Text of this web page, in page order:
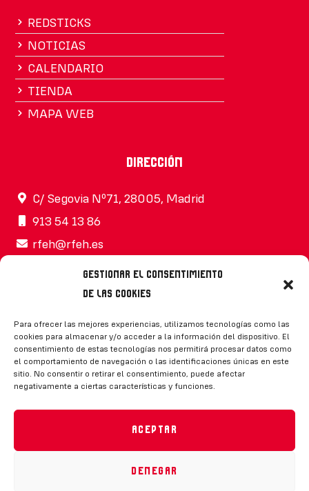
Gestionar el consentimiento
de las cookies
Para ofrecer las mejores experiencias, utilizamos tecnologías como las
cookies para almacenar y/o acceder a la información del dispositivo. El
consentimiento de estas tecnologías nos permitirá procesar datos como
el comportamiento de navegación o las identificaciones únicas en este
sitio. No consentir o retirar el consentimiento, puede afectar
negativamente a ciertas características y funciones.
Aceptar
Denegar
REDSTICKS
NOTICIAS
CALENDARIO
TIENDA
MAPA WEB
Dirección
C/ Segovia Nº71, 28005, Madrid
913 54 13 86
rfeh@rfeh.es
Síguenos